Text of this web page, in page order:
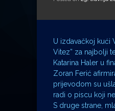
U izdavačkoj kući
Vitez” za najbolji
Katarina Haler u
Zoran Ferić
prijevodom su
radi o piscu koji
S druge strane,